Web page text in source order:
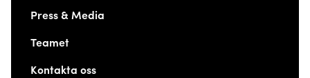
Press & Media
Teamet
Kontakta oss